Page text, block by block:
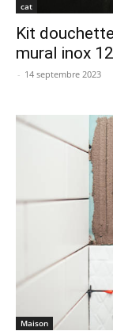
cat
Kit
mural inox
- 14 septembre 2023
Maison